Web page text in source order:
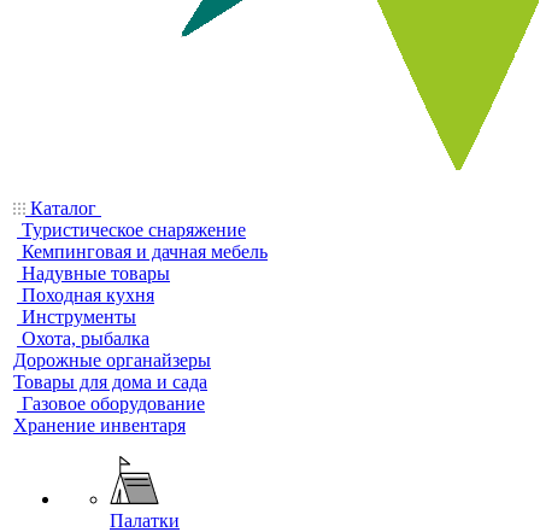
Каталог
Туристическое снаряжение
Кемпинговая и дачная мебель
Надувные товары
Походная кухня
Инструменты
Охота, рыбалка
Дорожные органайзеры
Товары для дома и сада
Газовое оборудование
Хранение инвентаря
Палатки